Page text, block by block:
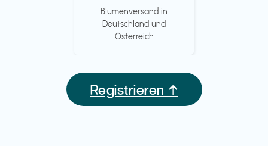
Blumenversand in
Deutschland und
Österreich
Registrieren ↑